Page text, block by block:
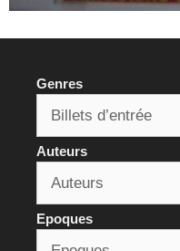
Genres
Auteurs
Epoques